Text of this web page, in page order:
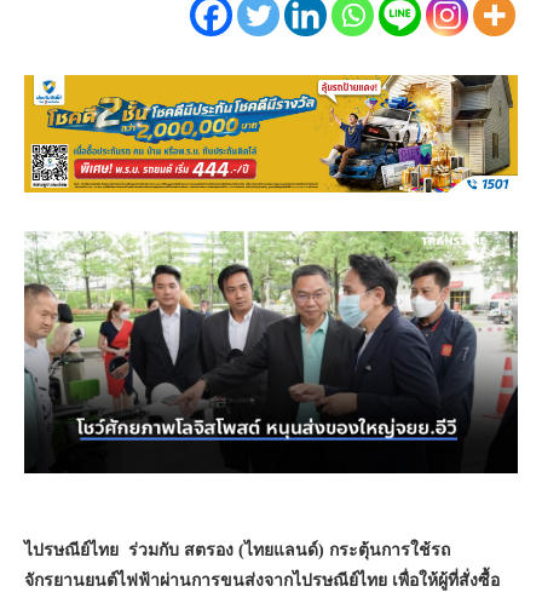
ไปรษณีย์ไทย ร่วมกับ สตรอง (ไทยแลนด์) กระตุ้นการใช้รถ
จักรยานยนต์ไฟฟ้าผ่านการขนส่งจากไปรษณีย์ไทย เพื่อให้ผู้ที่สั่งซื้อ